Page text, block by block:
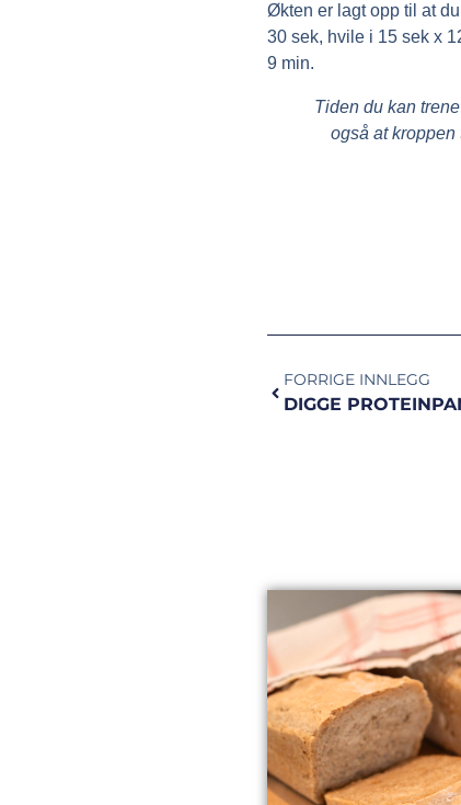
Økten er lagt opp til at
30 sek, hvile i 15 sek x
9 min.
Tiden du kan
også at kroppen
FORRIGE INNLEGG
DIGGE